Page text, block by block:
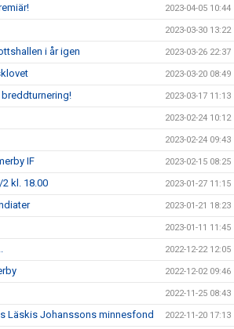
2023-04-05 10:44
2023-03-30 13:22
i år igen 2023-03-26 22:37
2023-03-20 08:49
2023-03-17 11:13
2023-02-24 10:12
2023-02-24 09:43
IF 2023-02-15 08:25
kl. 18.00 2023-01-27 11:15
2023-01-21 18:23
2023-01-11 11:45
2022-12-22 12:05
2022-12-02 09:46
2022-11-25 08:43
Läskis Johanssons minnesfond 2022-11-20 17:13